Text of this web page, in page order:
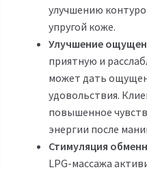
улучшению
упругой коже.
Улучшение
приятную и
может дать
удовольствия.
повышенное
энергии после
Стимуляция
LPG-массажа